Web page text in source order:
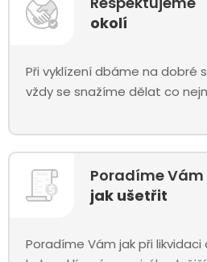
okolí
Při vyklízení dbáme na dobré
vždy se snažíme dělat co
Poradíme Vám
jak ušetřit
Poradíme Vám jak při